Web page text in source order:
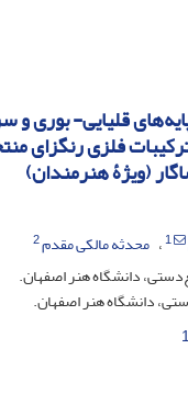
قلیایی- بوری
فلزی رنگزای
(ویژۀ هنرمندان)
1 محدثه مالکی مقدم2
دانشگاه هنر اصفهان.
دانشگاه هنر اصفهان.